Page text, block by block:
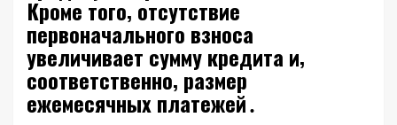
Кроме того‚ отсутствие
первоначального взноса
увеличивает сумму кредита и‚
соответственно‚ размер
ежемесячных платежей․